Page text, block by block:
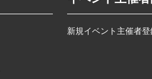
新規イベント主催者登